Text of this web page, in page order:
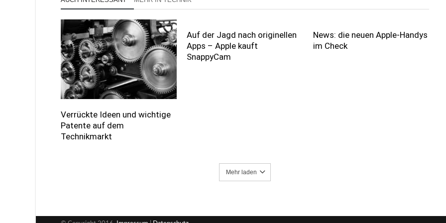
Verrückte Ideen und wichtige
Patente auf dem
Technikmarkt
Auf der Jagd nach originellen
Apps – Apple kauft
SnappyCam
News: die neuen Apple-Handys
im Check
Mehr laden